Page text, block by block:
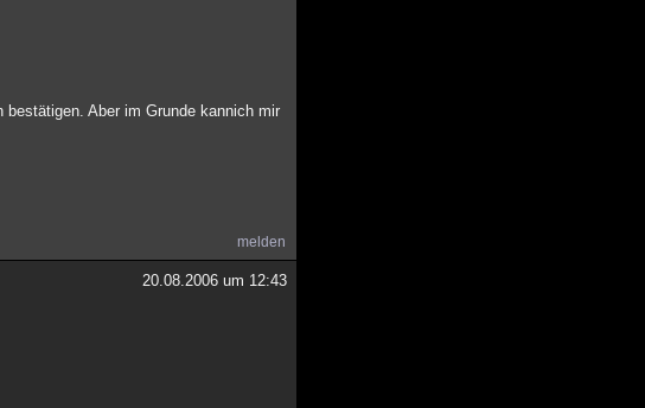
Aber im Grunde kannich mir
melden
20.08.2006 um 12:43